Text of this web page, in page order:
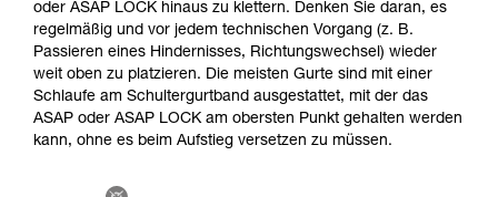
oder ASAP LOCK hinaus zu klettern. Denken Sie daran, es
regelmäßig und vor jedem technischen Vorgang (z. B.
Passieren eines Hindernisses, Richtungswechsel) wieder
weit oben zu platzieren. Die meisten Gurte sind mit einer
Schlaufe am Schultergurtband ausgestattet, mit der das
ASAP oder ASAP LOCK am obersten Punkt gehalten werden
kann, ohne es beim Aufstieg versetzen zu müssen.